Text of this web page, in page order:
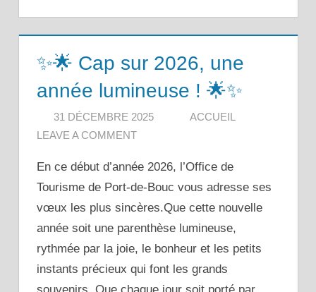
✨🌟 Cap sur 2026, une
année lumineuse ! 🌟✨
31 DÉCEMBRE 2025
ACCUEIL
LEAVE A COMMENT
En ce début d’année 2026, l’Office de
Tourisme de Port-de-Bouc vous adresse ses
vœux les plus sincères.Que cette nouvelle
année soit une parenthèse lumineuse,
rythmée par la joie, le bonheur et les petits
instants précieux qui font les grands